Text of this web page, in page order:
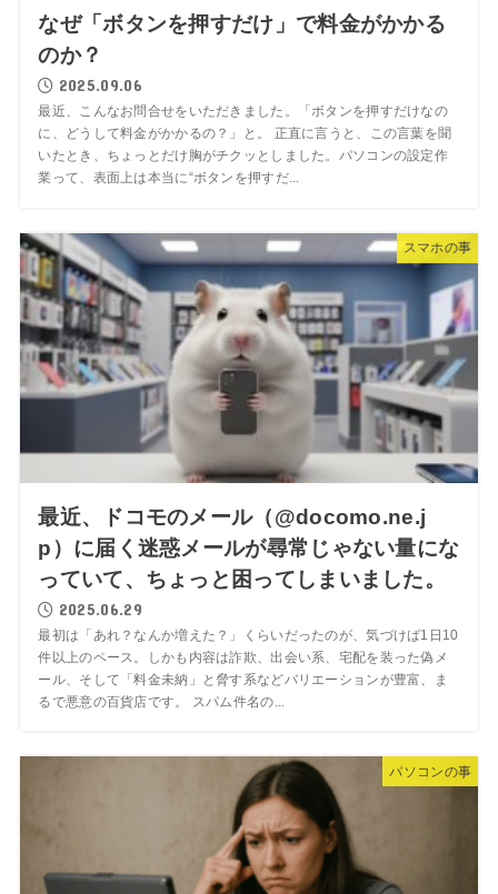
なぜ「ボタンを押すだけ」で料金がかかる
のか？
2025.09.06
最近、こんなお問合せをいただきました。「ボタンを押すだけなの
に、どうして料金がかかるの？」と。 正直に言うと、この言葉を聞
いたとき、ちょっとだけ胸がチクッとしました。パソコンの設定作
業って、表面上は本当に“ボタンを押すだ...
スマホの事
最近、ドコモのメール（@docomo.ne.j
p）に届く迷惑メールが尋常じゃない量にな
っていて、ちょっと困ってしまいました。
2025.06.29
最初は「あれ？なんか増えた？」くらいだったのが、気づけば1日10
件以上のペース。しかも内容は詐欺、出会い系、宅配を装った偽メ
ール、そして「料金未納」と脅す系などバリエーションが豊富、ま
るで悪意の百貨店です。 スパム件名の...
パソコンの事